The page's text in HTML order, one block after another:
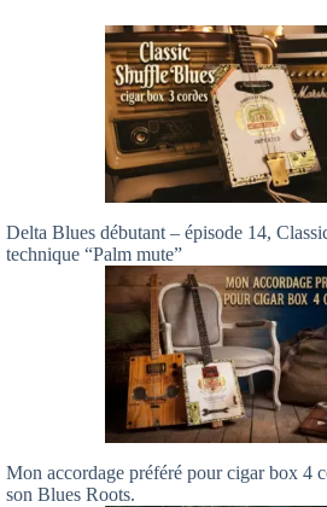
Delta Blues débutant – épisode 14,
technique “Palm mute”
Mon accordage préféré pour cigar box 4
son Blues Roots.